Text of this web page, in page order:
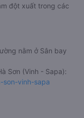
đột xuất trong các
nằm ở Sân bay
Sơn (Vinh - Sapa):
son-vinh-sapa